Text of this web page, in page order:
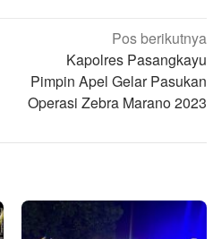
Pos berikutnya
Kapolres Pasangkayu
Pimpin Apel Gelar Pasukan
Operasi Zebra Marano 2023